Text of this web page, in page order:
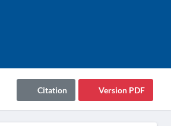
Version PDF
Citation